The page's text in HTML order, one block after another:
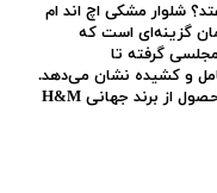
شلوار مشکی اچ اند ام
گزینه‌ای است که
گرفته تا
و کشیده نشان می‌دهد.
، ویژگی اصلی این محصول از برند جهانی H&M